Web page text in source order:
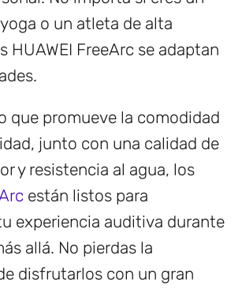
o un atleta de alta
HUAWEI FreeArc se adaptan
que promueve la comodidad
junto con una calidad de
y resistencia al agua, los
están listos para
experiencia auditiva durante
allá. No pierdas la
disfrutarlos con un gran